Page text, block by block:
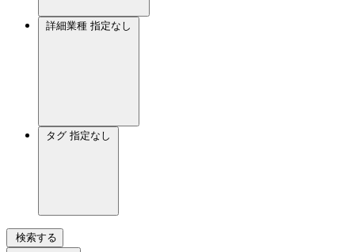
詳細業種 指定なし
タグ 指定なし
検索する